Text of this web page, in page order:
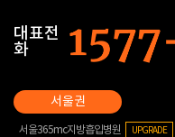
대표전
화
서울365mc지방흡입병원 UPGRADE